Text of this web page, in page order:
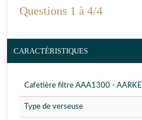
Questions 1 à 4/4
CARACTÉRISTIQUES
Cafetière filtre AAA1300 - AARKE
Type de verseuse